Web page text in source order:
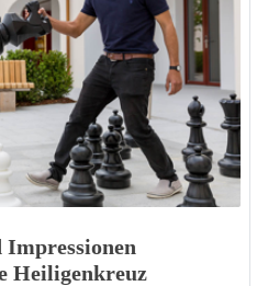
Impressionen
Heiligenkreuz